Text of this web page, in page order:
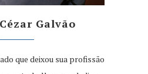
Galvão
que deixou sua profissão